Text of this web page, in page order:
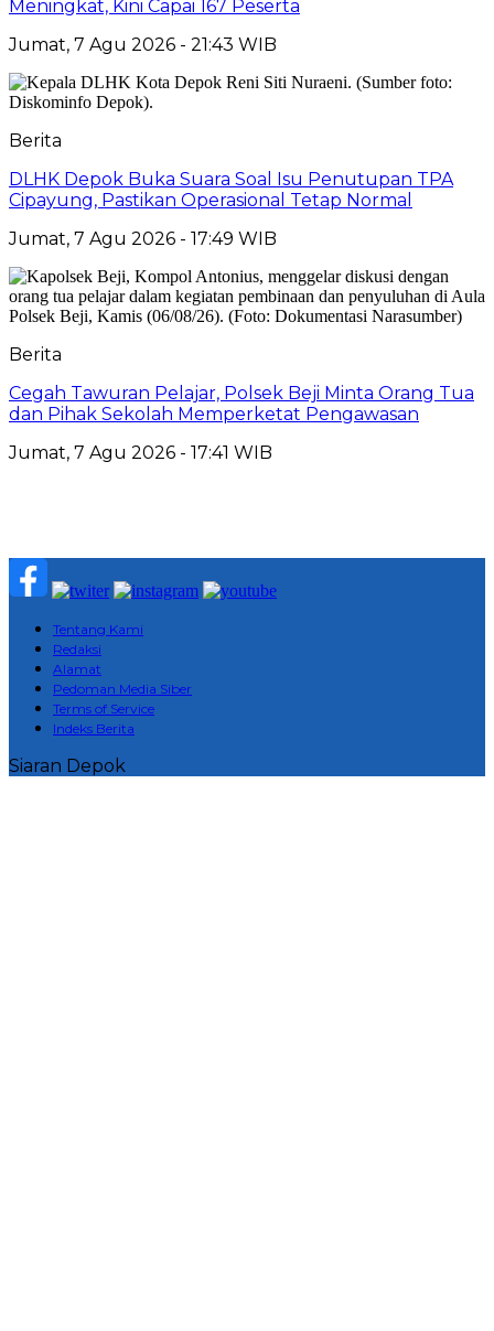
Meningkat, Kini Capai 167 Peserta
Jumat, 7 Agu 2026 - 21:43 WIB
Berita
DLHK Depok Buka Suara Soal Isu Penutupan TPA
Cipayung, Pastikan Operasional Tetap Normal
Jumat, 7 Agu 2026 - 17:49 WIB
Berita
Cegah Tawuran Pelajar, Polsek Beji Minta Orang Tua
dan Pihak Sekolah Memperketat Pengawasan
Jumat, 7 Agu 2026 - 17:41 WIB
Tentang Kami
Redaksi
Alamat
Pedoman Media Siber
Terms of Service
Indeks Berita
Siaran Depok